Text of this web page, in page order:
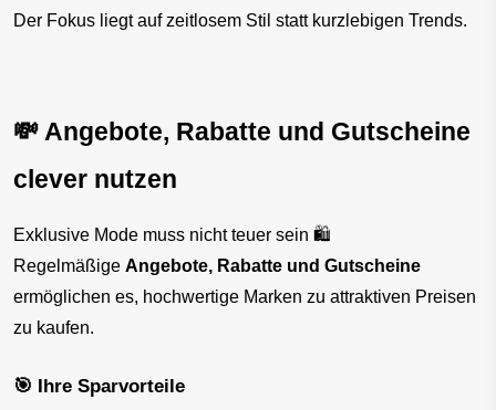
Der Fokus liegt auf zeitlosem Stil statt kurzlebigen Trends.
💸 Angebote, Rabatte und Gutscheine
clever nutzen
Exklusive Mode muss nicht teuer sein 🛍️
Regelmäßige Angebote, Rabatte und Gutscheine
ermöglichen es, hochwertige Marken zu attraktiven Preisen
zu kaufen.
🎯 Ihre Sparvorteile